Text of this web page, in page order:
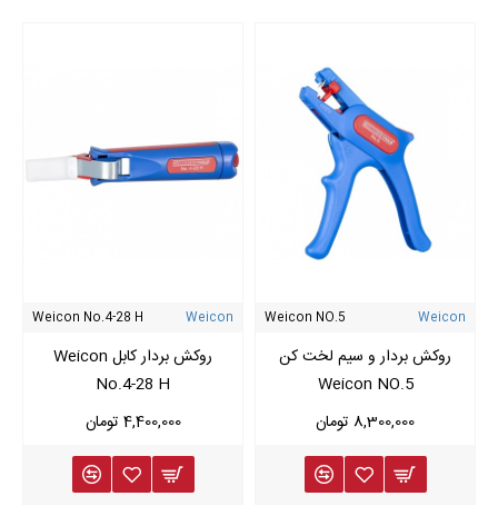
Weicon
Weicon NO.5
روکش بردار و سیم لخت کن
Weicon NO.5
8,300,000 تومان
Weicon
Weicon No.4-28 H
روکش بردار کابل Weicon
No.4-28 H
4,400,000 تومان